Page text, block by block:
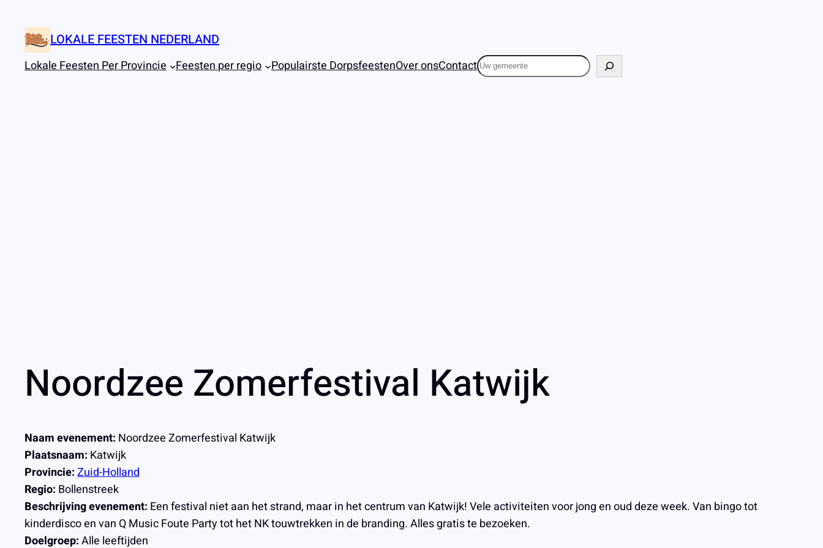
naar
inhoud
LOKALE FEESTEN NEDERLAND
Lokale Feesten Per Provincie Feesten per regio Populairste DorpsfeestenOver onsContactZoeken
Noordzee Zomerfestival Katwijk
Naam evenement: Noordzee Zomerfestival Katwijk
Plaatsnaam: Katwijk
Provincie:Zuid-Holland
Regio: Bollenstreek
Beschrijving evenement: Een festival niet aan het strand, maar in het centrum van Katwijk! Vele activiteiten voor jong en oud deze week. Van bingo tot
kinderdisco en van Q Music Foute Party tot het NK touwtrekken in de branding. Alles gratis te bezoeken.
Doelgroep:Alle leeftijden